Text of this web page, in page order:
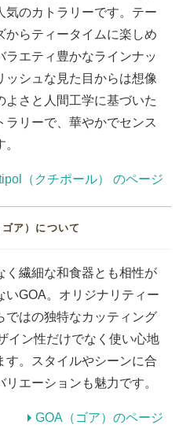
気のカトラリーです。テー
からティータイムに楽しめ
ラエティ豊かなラインナッ
ッシュな見た目からは想像
よさと人間工学に基づいた
ラリーで、華やかでセンス
（クチポール） のページ
ア）について
く繊細な和食器とも相性が
いGOA。オリジナリティー
ではの独特なカッティング
イン性だけでなく使い心地
す。スタイルやシーンに合
エーションも魅力です。
GOA（ゴア）のページ